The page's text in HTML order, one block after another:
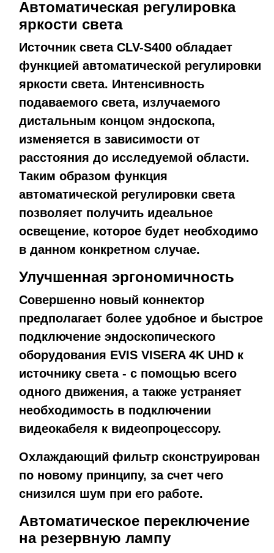
Автоматическая регулировка
яркости света
Источник света CLV-S400 обладает
функцией автоматической регулировки
яркости света. Интенсивность
подаваемого света, излучаемого
дистальным концом эндоскопа,
изменяется в зависимости от
расстояния до исследуемой области.
Таким образом функция
автоматической регулировки света
позволяет получить идеальное
освещение, которое будет необходимо
в данном конкретном случае.
Улучшенная эргономичность
Совершенно новый коннектор
предполагает более удобное и быстрое
подключение эндоскопического
оборудования EVIS VISERA 4K UHD к
источнику света - с помощью всего
одного движения, а также устраняет
необходимость в подключении
видеокабеля к видеопроцессору.
Охлаждающий фильтр сконструирован
по новому принципу, за счет чего
снизился шум при его работе.
Автоматическое переключение
на резервную лампу